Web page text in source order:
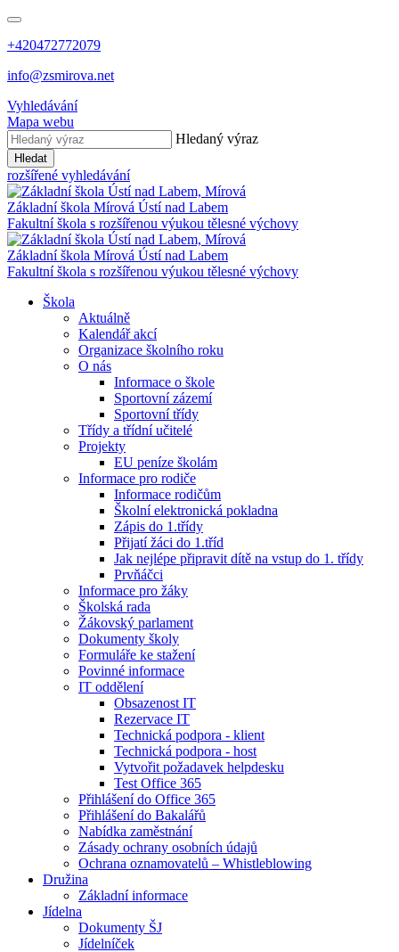
+420472772079
info@zsmirova.net
Vyhledávání
Mapa webu
Hledaný výraz
Hledat
rozšířené vyhledávání
Základní škola Mírová Ústí nad Labem
Fakultní škola s rozšířenou výukou tělesné výchovy
Základní škola Mírová Ústí nad Labem
Fakultní škola s rozšířenou výukou tělesné výchovy
Škola
Aktuálně
Kalendář akcí
Organizace školního roku
O nás
Informace o škole
Sportovní zázemí
Sportovní třídy
Třídy a třídní učitelé
Projekty
EU peníze školám
Informace pro rodiče
Informace rodičům
Školní elektronická pokladna
Zápis do 1.třídy
Přijatí žáci do 1.tříd
Jak nejlépe připravit dítě na vstup do 1. třídy
Prvňáčci
Informace pro žáky
Školská rada
Žákovský parlament
Dokumenty školy
Formuláře ke stažení
Povinné informace
IT oddělení
Obsazenost IT
Rezervace IT
Technická podpora - klient
Technická podpora - host
Vytvořit požadavek helpdesku
Test Office 365
Přihlášení do Office 365
Přihlášení do Bakalářů
Nabídka zaměstnání
Zásady ochrany osobních údajů
Ochrana oznamovatelů – Whistleblowing
Družina
Základní informace
Jídelna
Dokumenty ŠJ
Jídelníček